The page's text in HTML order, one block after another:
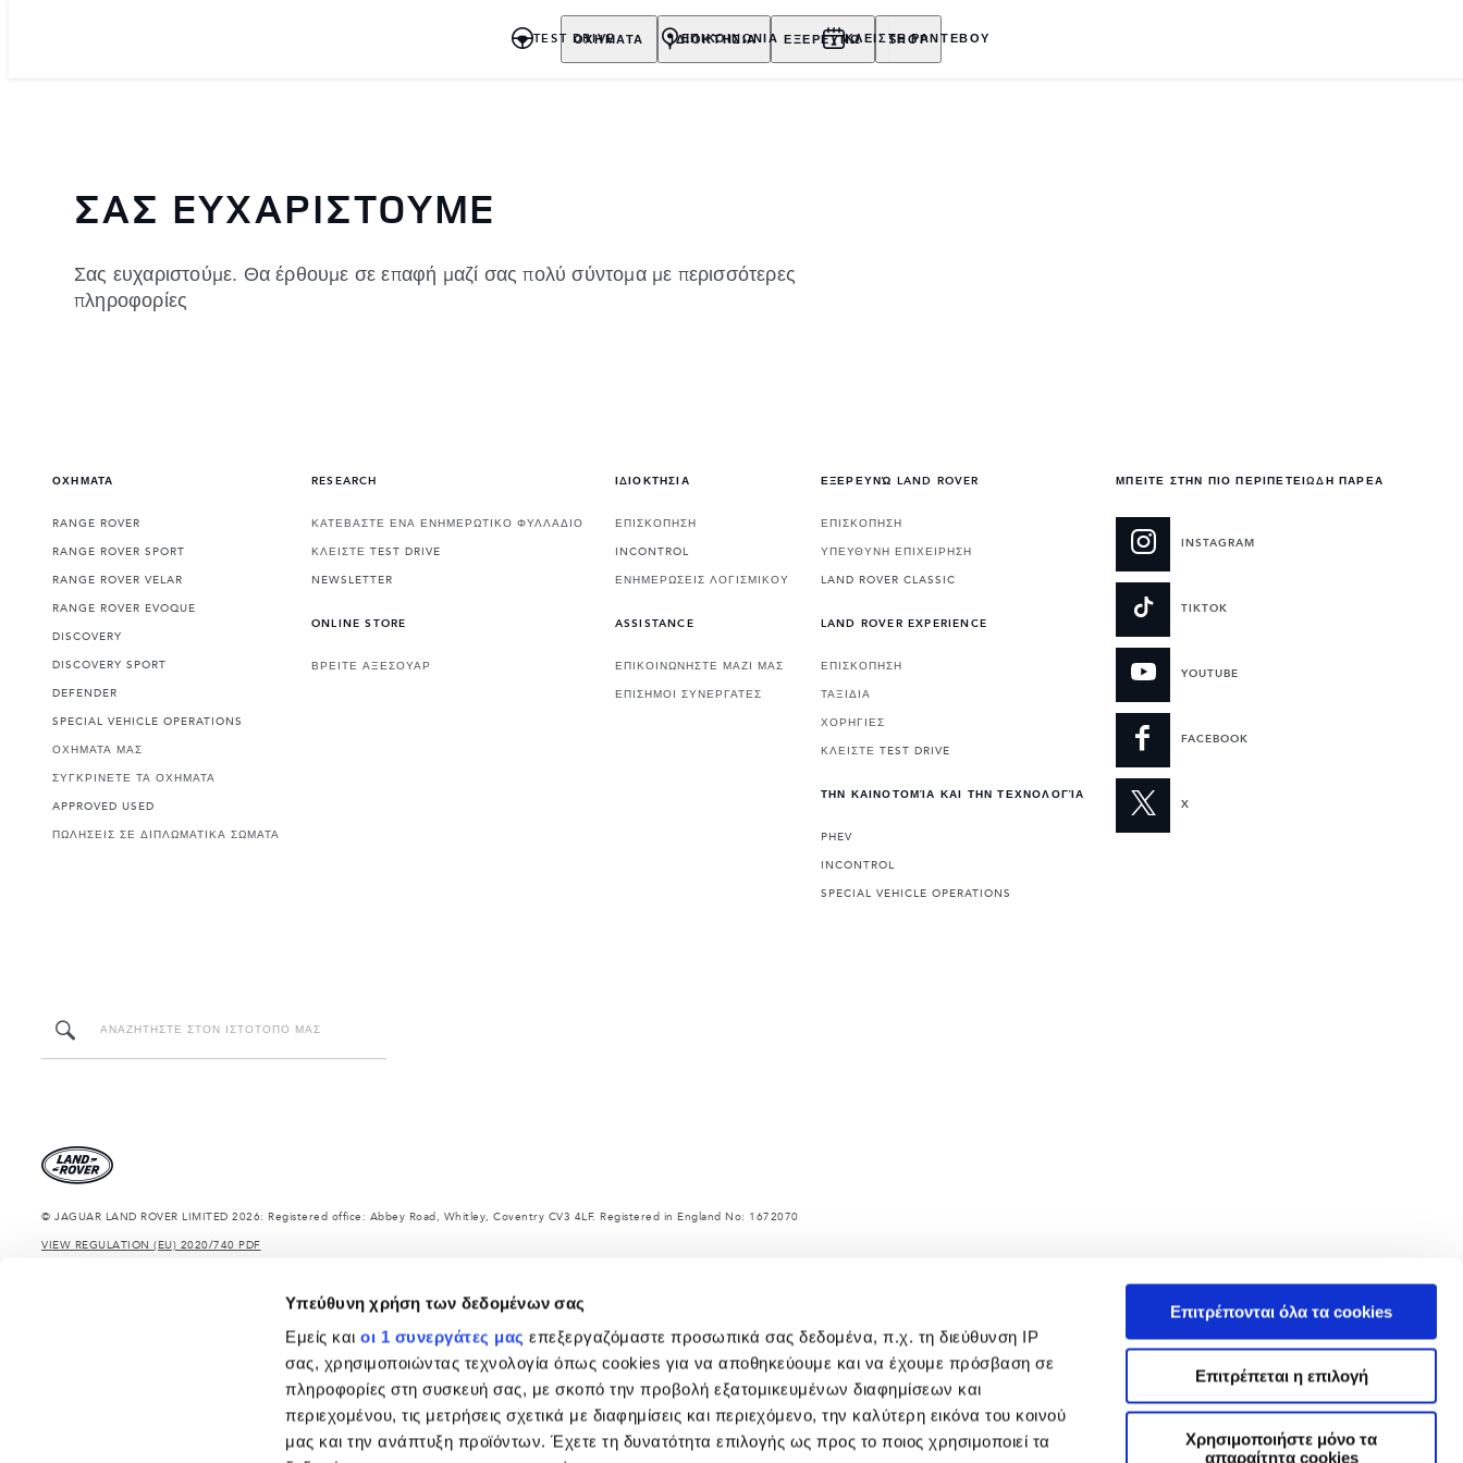
Υπεύθυνη χρήση των δεδομένων σας
Εμείς καιοι 1 συνεργάτες μας επεξεργαζόμαστε προσωπικά σας δεδομένα, π.χ. τη διεύθυνση IP
σας, χρησιμοποιώντας τεχνολογία όπως cookies για να αποθηκεύουμε και να έχουμε πρόσβαση σε
πληροφορίες στη συσκευή σας, με σκοπό την προβολή εξατομικευμένων διαφημίσεων και
περιεχομένου, τις μετρήσεις σχετικά με διαφημίσεις και περιεχόμενο, την καλύτερη εικόνα του κοινού
μας και την ανάπτυξη προϊόντων. Έχετε τη δυνατότητα επιλογής ως προς το ποιος χρησιμοποιεί τα
Επιτρέπονται όλα τα cookies
Επιτρέπεται η επιλογή
Χρησιμοποιήστε μόνο τα
απαραίτητα cookies
ΟΧΗΜΑΤΑ ΙΔΙΟΚΤΗΣΙΑ ΕΞΕΡΕΥΝΩ SHOP
TEST DRIVE ΕΠΙΚΟΙΝΩΝΙΑ ΚΛΕΙΣΤΕ ΡΑΝΤΕΒΟΥ
ΣΑΣ ΕΥΧΑΡΙΣΤΟΥΜΕ
Σας ευχαριστούμε. Θα έρθουμε σε επαφή μαζί σας πολύ σύντομα με περισσότερες
πληροφορίες
ΟΧΗΜΑΤΑ
RANGE ROVER
RANGE ROVER SPORT
RANGE ROVER VELAR
RANGE ROVER EVOQUE
DISCOVERY
DISCOVERY SPORT
DEFENDER
SPECIAL VEHICLE OPERATIONS
ΟΧΗΜΑΤΑ ΜΑΣ
ΣΥΓΚΡΙΝΕΤΕ ΤΑ ΟΧΗΜΑΤΑ
APPROVED USED
ΠΩΛΗΣΕΙΣ ΣΕ ΔΙΠΛΩΜΑΤΙΚΑ ΣΩΜΑΤΑ
RESEARCH
ΚΑΤΕΒΑΣΤΕ ΕΝΑ ΕΝΗΜΕΡΩΤΙΚΟ ΦΥΛΛΑΔΙΟ
ΚΛΕΙΣΤΕ TEST DRIVE
NEWSLETTER
ONLINE STORE
ΒΡΕΙΤΕ ΑΞΕΣΟΥΑΡ
ΙΔΙΟΚΤΗΣΙΑ
ΕΠΙΣΚΟΠΗΣΗ
INCONTROL
ΕΝΗΜΕΡΩΣΕΙΣ ΛΟΓΙΣΜΙΚΟΥ
ASSISTANCE
ΕΠΙΚΟΙΝΩΝΗΣΤΕ ΜΑΖΙ ΜΑΣ
ΕΠΙΣΗΜΟΙ ΣΥΝΕΡΓΑΤΕΣ
ΕΞΕΡΕΥΝΏ LAND ROVER
ΕΠΙΣΚΟΠΗΣΗ
ΥΠΕΥΘΥΝΗ ΕΠΙΧΕΙΡΗΣΗ
LAND ROVER CLASSIC
LAND ROVER EXPERIENCE
ΕΠΙΣΚΟΠΗΣΗ
ΤΑΞΙΔΙΑ
ΧΟΡΗΓΙΕΣ
ΚΛΕΙΣΤΕ TEST DRIVE
ΤΗΝ ΚΑΙΝΟΤΟΜΊΑ ΚΑΙ ΤΗΝ ΤΕΧΝΟΛΟΓΊΑ
PHEV
INCONTROL
SPECIAL VEHICLE OPERATIONS
ΜΠΕΙΤΕ ΣΤΗΝ ΠΙΟ ΠΕΡΙΠΕΤΕΙΩΔΗ ΠΑΡΕΑ
INSTAGRAM
TIKTOK
YOUTUBE
FACEBOOK
X
© JAGUAR LAND ROVER LIMITED 2026: Registered office: Abbey Road, Whitley, Coventry CV3 4LF. Registered in England No: 1672070
VIEW REGULATION (EU) 2020/740 PDF
Τα δηλωμένα βάρη αντανακλούν την τυπική προδιαγραφή του οχήματος. Τα αξεσουάρ και άλλα αντικείμενα που τοποθετούνται μετά την κατασκευή επηρεάζουν το ωφέλιμο φορτίο. Βεβαιωθείτε ότι το Μικτό Βάρος Οχήματος και τα Μέγιστα Φορτία Άξονα δεν
ξεπερνιούνται κατά τη φόρτωση του οχήματος με αξεσουάρ, επιβάτες, υγρά, καύσιμα και ωφέλιμο φορτίο.
ΣΗΜΑΝΤΙΚΗ ΣΗΜΕΙΩΣΗ: Μερικές από τις επιλογές - μοντέλα, εκδόσεις ή προαιρετικά χαρακτηριστικά - που εμφανίζονται στο διαμορφωτή και στον ιστότοπο https://www.landrover.gr/ ενδέχεται να μην είναι πλέον διαθέσιμα αυτήν τη στιγμή, λόγω
περιορισμών στην παραγωγή. Για ακριβείς και επικαιροποιημένες πληροφορίες, παρακαλούμε όπως επικοινωνήσετε με έμπορο του δικτύου της Land Rover.
Σημαντική σημείωση για εικόνες και προδιαγραφές. Η παγκόσμια έλλειψη ημιαγωγών επηρεάζει επί του παρόντος τις προδιαγραφές κατασκευής οχημάτων, τη διαθεσιμότητα των επιλογών εξοπλισμού και τους χρόνους κατασκευής. Αυτή είναι μια πολύ
ρευστή κατάσταση και, ως αποτέλεσμα, οι εικόνες που χρησιμοποιούνται επί του παρόντος στον ιστότοπο ενδέχεται να μην αντικατοπτρίζουν πλήρως τις τρέχουσες προδιαγραφές για χαρακτηριστικά, προαιρετικό εξοπλισμό, εκδόσεις και συνδυασμούς
Η Jaguar Land Rover Limited αναζητά συνεχώς τρόπους βελτίωσης του εξοπλισμού, της σχεδίασης και της παραγωγής των οχημάτων, ανταλλακτικών και αξεσουάρ της, και οι αλλαγές μπορεί να είναι συνεχείς. Διατηρούμε το δικαίωμα να τροποποιούμε τα